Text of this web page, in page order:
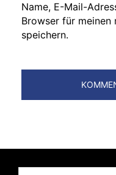
Name, E-Mail-
Browser für meinen
speichern.